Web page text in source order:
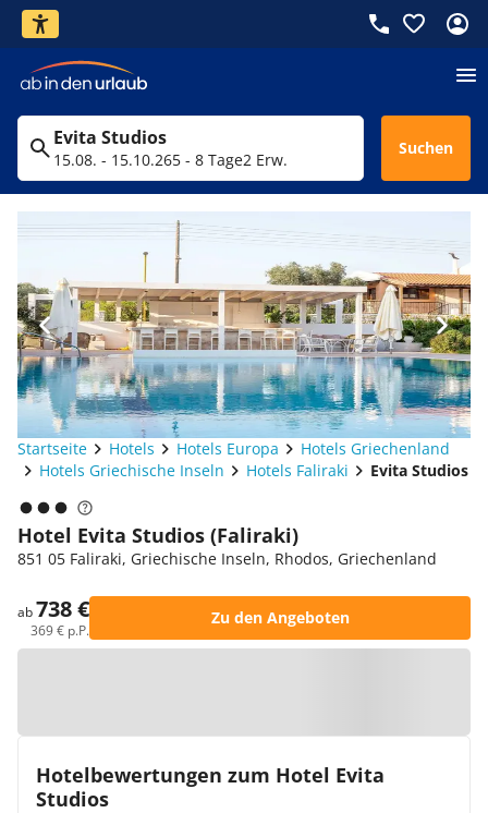
Evita Studios
15.08. - 15.10.265 - 8 Tage2 Erw.
Suchen
Startseite Hotels Hotels Europa
Hotels Griechenland
Hotels Griechische Inseln
Hotels Faliraki Evita Studios
Hotel Evita Studios (Faliraki)
851 05 Faliraki, Griechische Inseln, Rhodos, Griechenland
ab738 €
369 € p.P.
Zu den Angeboten
Hotelbewertungen zum Hotel Evita
Studios